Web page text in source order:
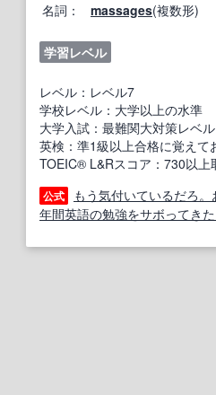
名詞：
massages(複数形)
学習レベル
レベル：レベル7
学校レベル：大学以上の水準
大学入試：最難関大対策レベル
英検：準1級以上合格に覚えて
TOEIC® L&Rスコア：730以
公式
もう気付いているだろ
年間英語の勉強をサボってき